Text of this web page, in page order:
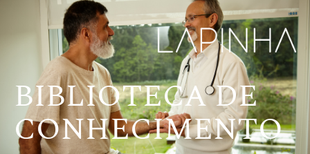
BIBLIOTECA DE
CONHECIMENTO